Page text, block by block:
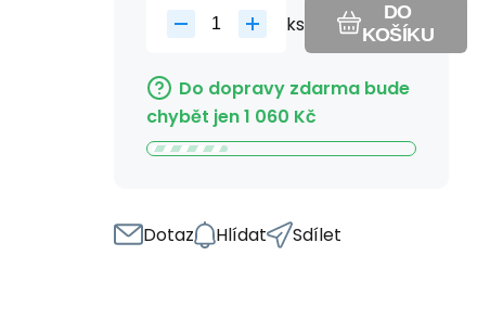
ks
DO
KOŠÍKU
Do dopravy zdarma bude
chybět jen1 060 Kč
Dotaz Hlídat Sdílet